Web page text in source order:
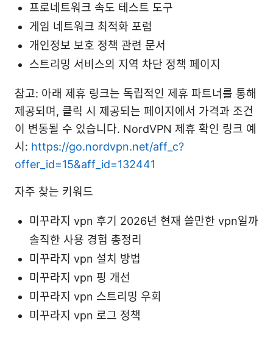
프로네트워크 속도 테스트 도구
게임 네트워크 최적화 포럼
개인정보 보호 정책 관련 문서
스트리밍 서비스의 지역 차단 정책 페이지
참고: 아래 제휴 링크는 독립적인 제휴 파트너를 통해
제공되며, 클릭 시 제공되는 페이지에서 가격과 조건
이 변동될 수 있습니다. NordVPN 제휴 확인 링크 예
시: https://go.nordvpn.net/aff_c?
offer_id=15&aff_id=132441
자주 찾는 키워드
미꾸라지 vpn 후기 2026년 현재 쓸만한 vpn일까
솔직한 사용 경험 총정리
미꾸라지 vpn 설치 방법
미꾸라지 vpn 핑 개선
미꾸라지 vpn 스트리밍 우회
미꾸라지 vpn 로그 정책